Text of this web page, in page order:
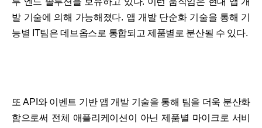
발 기술에 의해 가능해졌다. 앱 개발 단순화 기술을 통해 기
능별 IT팀은 데브옵스로 통합되고 제품별로 분산될 수 있다.
또 API와 이벤트 기반 앱 개발 기술을 통해 팀을 더욱 분산화
함으로써 전체 애플리케이션이 아닌 제품별 마이크로 서비